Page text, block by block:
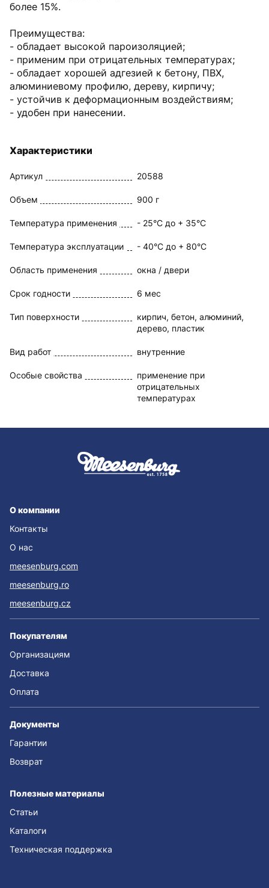
более 15%.
Преимущества:
- обладает высокой пароизоляцией;
- применим при отрицательных температурах;
- обладает хорошей адгезией к бетону, ПВХ,
алюминиевому профилю, дереву, кирпичу;
- устойчив к деформационным воздействиям;
- удобен при нанесении.
Характеристики
Артикул 20588
Объем 900 г
Температура применения - 25°С до + 35°С
Температура эксплуатации - 40°С до + 80°С
Область применения окна / двери
Срок годности 6 мес
Тип поверхности
кирпич, бетон, алюминий,
дерево, пластик
Вид работ внутренние
Особые свойства
применение при
отрицательных
температурах
О компании
Контакты
О нас
meesenburg.com
meesenburg.ro
meesenburg.cz
Покупателям
Организациям
Доставка
Оплата
Документы
Гарантии
Возврат
Полезные материалы
Статьи
Каталоги
Техническая поддержка